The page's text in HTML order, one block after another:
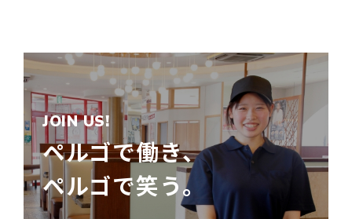
JOIN US!
ペルゴで働き、
ペルゴで笑う。